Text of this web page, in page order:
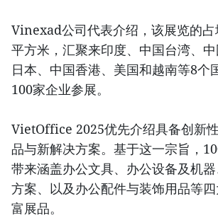
Vinexad公司代表介绍，该展览的
平方米，汇聚来印度、中国台湾、中
日本、中国香港、美国和越南等8个
100家企业参展。
VietOffice 2025优先介绍具备创新
品与新解决方案。基于这一宗旨，
带来涵盖办公文具、办公设备及机
方案、以及办公配件与装饰用品等
富展品。